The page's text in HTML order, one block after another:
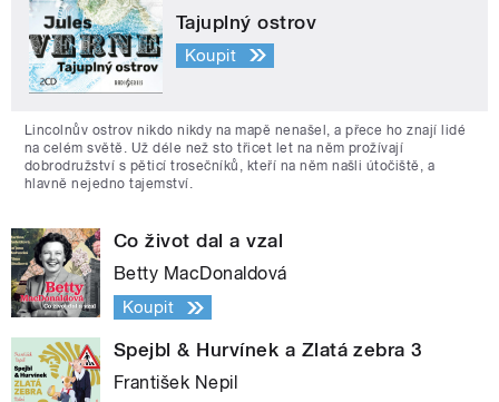
Tajuplný ostrov
Koupit
Lincolnův ostrov nikdo nikdy na mapě nenašel, a přece ho znají lidé
na celém světě. Už déle než sto třicet let na něm prožívají
dobrodružství s pěticí trosečníků, kteří na něm našli útočiště, a
hlavně nejedno tajemství.
Co život dal a vzal
Betty MacDonaldová
Koupit
Spejbl & Hurvínek a Zlatá zebra 3
František Nepil